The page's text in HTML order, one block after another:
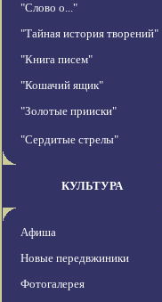
"Слово о..."
"Тайная история творений"
"Книга писем"
"Кошачий ящик"
"Золотые прииски"
"Сердитые стрелы"
КУЛЬТУРА
Афиша
Новые передвжиники
Фотогалерея